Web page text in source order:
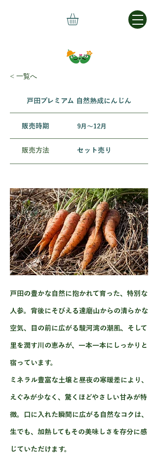
< 一覧へ
戸田プレミアム 自然熟成にんじん
​販売時期 9月～12月
販売方法 セット売り
戸田の豊かな自然に抱かれて育った、特別な
人参。背後にそびえる達磨山からの清らかな
空気、目の前に広がる駿河湾の潮風、そして
里を潤す川の恵みが、一本一本にしっかりと
宿っています。
ミネラル豊富な土壌と昼夜の寒暖差により、
えぐみが少なく、驚くほどやさしい甘みが特
徴。口に入れた瞬間に広がる自然なコクは、
生でも、加熱してもその美味しさを存分に感
じていただけます。